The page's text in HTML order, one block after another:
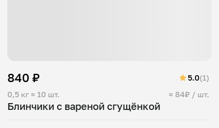
Блинчики с вареной сгущёнкой
0,5 кг ≈ 10 шт. ≈ 84₽ / шт.
840 ₽ 5.0(1)